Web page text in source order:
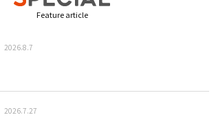
Feature article
2026.8.7
2026.7.27